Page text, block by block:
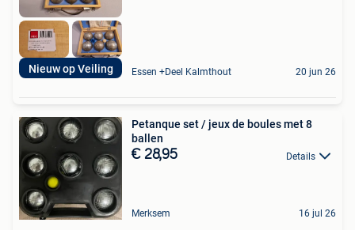
Nieuw op Veiling Essen +Deel Kalmthout 20 jun 26
Petanque set / jeux de boules met 8
ballen
€ 28,95 Details
Merksem 16 jul 26